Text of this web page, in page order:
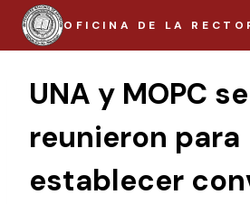
Saltar
contenido
OFICINA DE LA
UNA y MOPC se
reunieron para
establecer